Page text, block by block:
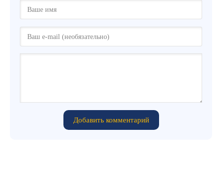
Добавить комментарий